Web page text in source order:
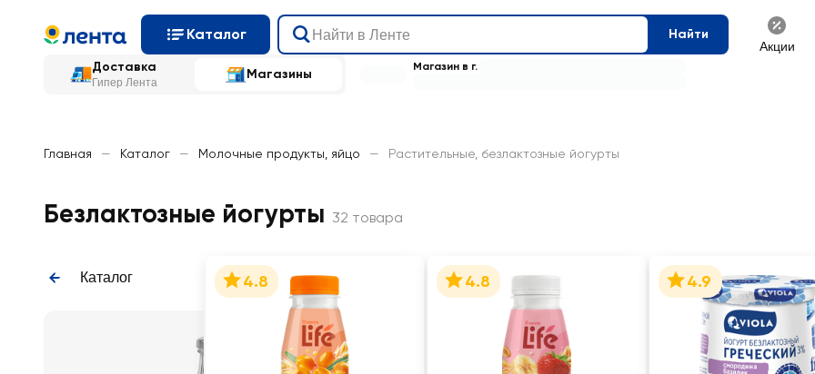
Каталог Найти
Акции
Доставка
Гипер Лента
Магазины Магазин в г.
Главная — Каталог — Молочные продукты, яйцо — Растительные, безлактозные йогурты
Безлактозные йогурты 32 товара
Каталог 4.8 4.8 4.9